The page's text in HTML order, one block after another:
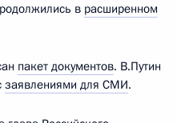
в расширенном
пакет документов. В.Путин
заявлениями для СМИ.